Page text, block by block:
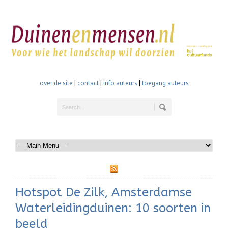
over de site | contact| info auteurs |toegang auteurs
Hotspot De Zilk, Amsterdamse
Waterleidingduinen: 10 soorten in
beeld